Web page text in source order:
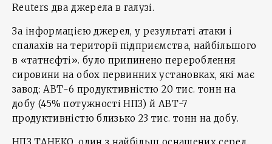
Reuters два джерела в галузі.
За інформацією джерел, у результаті атаки і
спалахів на території підприємства, найбільшого
в «татнєфті». було припинено перероблення
сировини на обох первинних ‌установках, які має
завод: АВТ-6 продуктивністю 20 тис. тонн на
‌добу (45% потужності НПЗ) й АВТ-7
продуктивністю близько 23 тис. тонн на добу.